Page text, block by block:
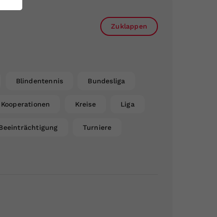
Zuklappen
Blindentennis Bundesliga
Kooperationen Kreise Liga
Turniere